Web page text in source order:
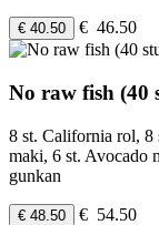
€ 40.50 € 46.50
No raw fish (40
8 st. California rol, 8
maki, 6 st. Avocado
gunkan
€ 48.50 € 54.50